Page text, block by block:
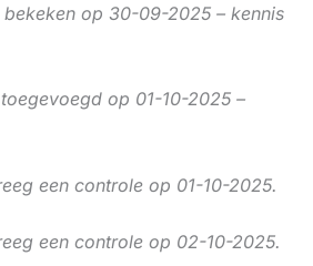
op 30-09-2025 – kennis
op 01-10-2025 –
een controle op 01-10-2025.
een controle op 02-10-2025.